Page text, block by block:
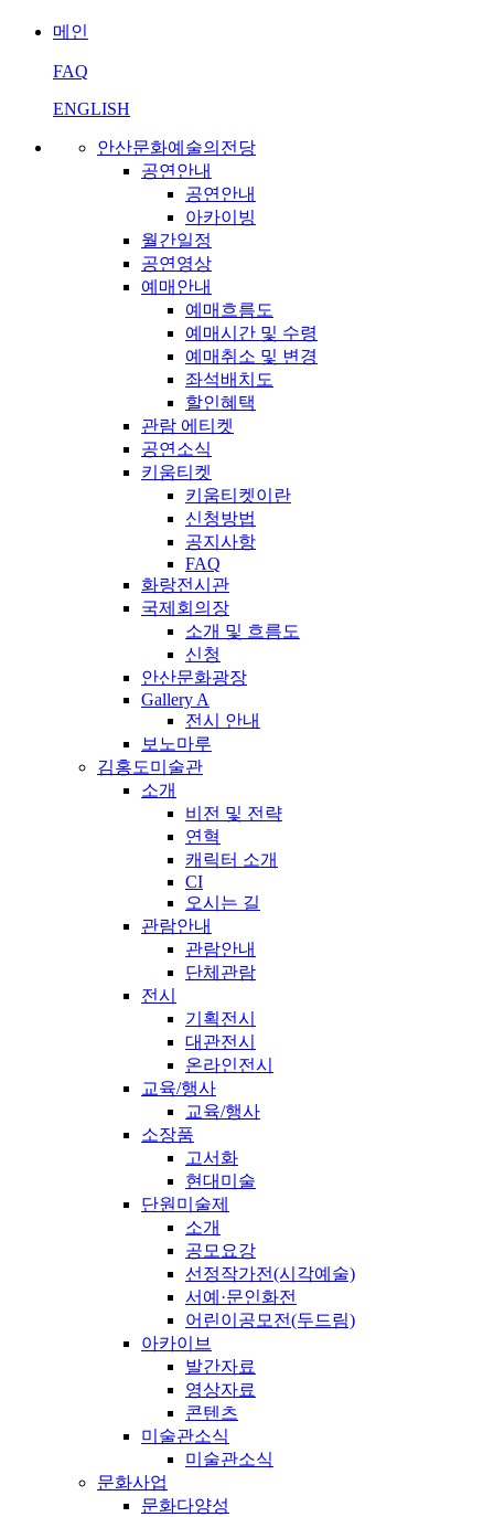
메인
FAQ
ENGLISH
안산문화예술의전당
공연안내
공연안내
아카이빙
월간일정
공연영상
예매안내
예매흐름도
예매시간 및 수령
예매취소 및 변경
좌석배치도
할인혜택
관람 에티켓
공연소식
키움티켓
키움티켓이란
신청방법
공지사항
FAQ
화랑전시관
국제회의장
소개 및 흐름도
신청
안산문화광장
Gallery A
전시 안내
보노마루
김홍도미술관
소개
비전 및 전략
연혁
캐릭터 소개
CI
오시는 길
관람안내
관람안내
단체관람
전시
기획전시
대관전시
온라인전시
교육/행사
교육/행사
소장품
고서화
현대미술
단원미술제
소개
공모요강
선정작가전(시각예술)
서예·문인화전
어린이공모전(두드림)
아카이브
발간자료
영상자료
콘텐츠
미술관소식
미술관소식
문화사업
문화다양성